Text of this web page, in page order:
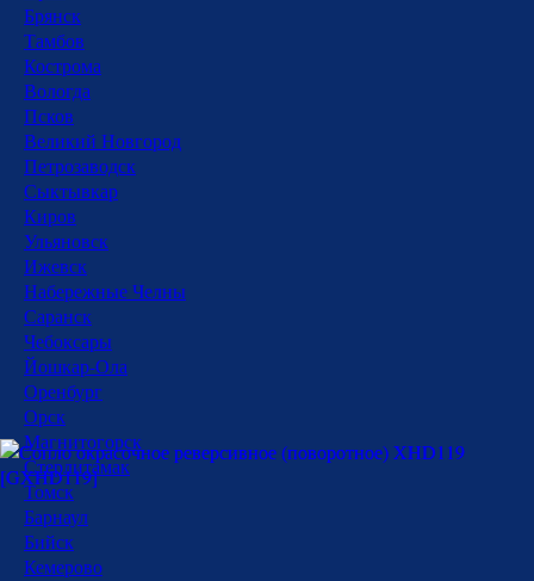
Брянск
Тамбов
Кострома
Вологда
Псков
Великий Новгород
Петрозаводск
Сыктывкар
Киров
Ульяновск
Ижевск
Набережные Челны
Саранск
Чебоксары
Йошкар-Ола
Оренбург
Орск
Магнитогорск
Стерлитамак
Томск
Барнаул
Бийск
Кемерово